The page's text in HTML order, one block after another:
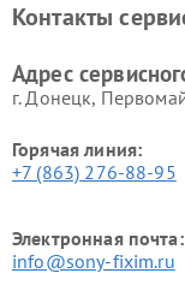
Контакты
Адрес
г. Донецк,
Горячая линия:
+7 (863) 276-88-95
Электронная почта:
info@sony-fixim.ru